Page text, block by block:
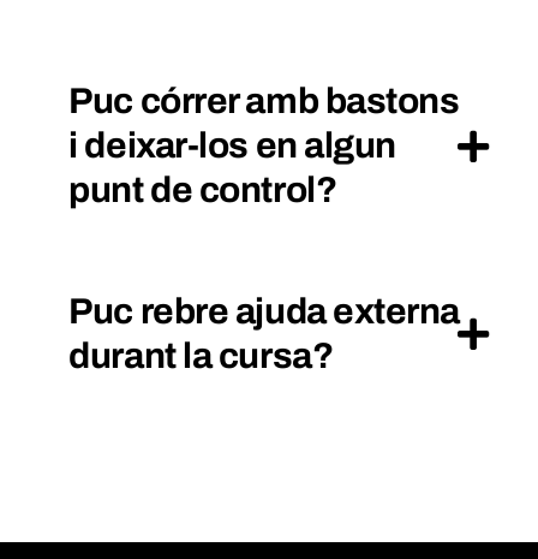
Puc córrer amb bastons
i deixar-los en algun
punt de control?
Puc rebre ajuda externa
durant la cursa?